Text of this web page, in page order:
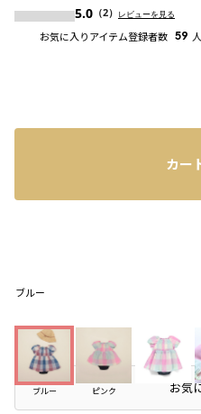
ブルー
ブルー ピンク
5.0 （2） レビューを見る
お気に入りアイテム登録者数 59 人
カー
お気